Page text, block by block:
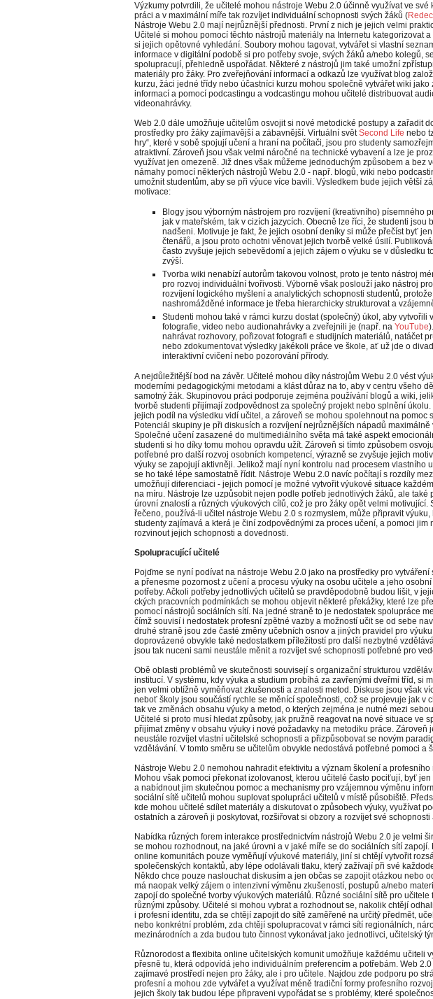
Výzkumy potvrdili, že učitelé mohou nástroje Webu 2.0 účinně využívat ve své
práci a v maximální míře tak rozvíjet individuální schopnosti svých žáků (
Nástroje Webu 2.0 mají nejrůznější přednosti. První z nich je jejich velmi
Učitelé si mohou pomocí těchto nástrojů materiály na Internetu kategorizovat
si jejich opětovné vyhledání. Soubory mohou tagovat, vytvářet si vlastní
informace v digitální podobě si pro potřeby svoje, svých žáků a/nebo kolegů,
spolupracují, přehledně uspořádat. Některé z nástrojů jim také umožní
materiály pro žáky. Pro zveřejňování informací a odkazů lze využívat blog
kurzu, žáci jedné třídy nebo účastníci kurzu mohou společně vytvářet wiki jako
informací a pomocí podcastingu a vodcastingu mohou učitelé distribuovat
videonahrávky.
Web 2.0 dále umožňuje učitelům osvojit si nové metodické postupy a zařadit
prostředky pro žáky zajímavější a zábavnější. Virtuální světSecond Life nebo
hry“, které v sobě spojují učení a hraní na počítači, jsou pro studenty
atraktivní. Zároveň jsou však velmi náročné na technické vybavení a lze je
využívat jen omezeně. Již dnes však můžeme jednoduchým způsobem a bez
námahy pomocí některých nástrojů Webu 2.0 - např. blogů, wiki nebo
umožnit studentům, aby se při výuce více bavili. Výsledkem bude jejich větší
motivace:
Blogy jsou výborným nástrojem pro rozvíjení (kreativního) písemného
jak v mateřském, tak v cizích jazycích. Obecně lze říci, že studenti jsou
nadšeni. Motivuje je fakt, že jejich osobní deníky si může přečíst byť
čtenářů, a jsou proto ochotni věnovat jejich tvorbě velké úsilí.
často zvyšuje jejich sebevědomí a jejich zájem o výuku se v důsledku
zvýší.
Tvorba wiki nenabízí autorům takovou volnost, proto je tento nástroj
pro rozvoj individuální tvořivosti. Výborně však poslouží jako nástroj
rozvíjení logického myšlení a analytických schopnosti studentů,
nashromážděné informace je třeba hierarchicky strukturovat a
Studenti mohou také v rámci kurzu dostat (společný) úkol, aby vytvořili
fotografie, video nebo audionahrávky a zveřejnili je (např. na YouTube
nahrávat rozhovory, pořizovat fotografi e studijních materiálů, natáčet
nebo zdokumentovat výsledky jakékoli práce ve škole, ať už jde o
interaktivní cvičení nebo pozorování přírody.
A nejdůležitější bod na závěr. Učitelé mohou díky nástrojům Webu 2.0 vést
moderními pedagogickými metodami a klást důraz na to, aby v centru všeho
samotný žák. Skupinovou práci podporuje zejména používání blogů a wiki,
tvorbě studenti přijímají zodpovědnost za společný projekt nebo splnění úkolu.
jejich podíl na výsledku vidí učitel, a zároveň se mohou spolehnout na pomoc
Potenciál skupiny je při diskusích a rozvíjení nejrůznějších nápadů maximálně
Společné učení zasazené do multimediálního světa má také aspekt
studenti si ho díky tomu mohou opravdu užít. Zároveň si tímto způsobem
potřebné pro další rozvoj osobních kompetencí, výrazně se zvyšuje jejich
výuky se zapojují aktivněji. Jelikož mají nyní kontrolu nad procesem vlastního
se ho také lépe samostatně řídit. Nástroje Webu 2.0 navíc počítají s rozdíly
umožňují diferenciaci - jejich pomocí je možné vytvořit výukové situace
na míru. Nástroje lze uzpůsobit nejen podle potřeb jednotlivých žáků, ale také
úrovní znalostí a různých výukových cílů, což je pro žáky opět velmi motivující.
řečeno, používá-li učitel nástroje Webu 2.0 s rozmyslem, může připravit výuku,
studenty zajímavá a která je činí zodpovědnými za proces učení, a pomoci jim
rozvinout jejich schopnosti a dovednosti.
Spolupracující učitelé
Pojďme se nyní podívat na nástroje Webu 2.0 jako na prostředky pro vytváření
a přenesme pozornost z učení a procesu výuky na osobu učitele a jeho
potřeby. Ačkoli potřeby jednotlivých učitelů se pravděpodobně budou lišit, v
ckých pracovních podmínkách se mohou objevit některé překážky, které lze
pomocí nástrojů sociálních sítí. Na jedné straně to je nedostatek spolupráce
čímž souvisí i nedostatek profesní zpětné vazby a možností učit se od sebe
druhé straně jsou zde časté změny učebních osnov a jiných pravidel pro výuku
doprovázené obvykle také nedostatkem příležitostí pro další nezbytné
jsou tak nuceni sami neustále měnit a rozvíjet své schopnosti potřebné pro
Obě oblasti problémů ve skutečnosti souvisejí s organizační strukturou
institucí. V systému, kdy výuka a studium probíhá za zavřenými dveřmi tříd, si
jen velmi obtížně vyměňovat zkušenosti a znalosti metod. Diskuse jsou však
neboť školy jsou součástí rychle se měnící společnosti, což se projevuje jak v
tak ve změnách obsahu výuky a metod, o kterých zejména je nutné mezi
Učitelé si proto musí hledat způsoby, jak pružně reagovat na nové situace ve
přijímat změny v obsahu výuky i nové požadavky na metodiku práce. Zároveň
neustále rozvíjet vlastní učitelské schopnosti a přizpůsobovat se novým
vzdělávání. V tomto směru se učitelům obvykle nedostává potřebné pomoci a
Nástroje Webu 2.0 nemohou nahradit efektivitu a význam školení a profesního
Mohou však pomoci překonat izolovanost, kterou učitelé často pociťují, byť
a nabídnout jim skutečnou pomoc a mechanismy pro vzájemnou výměnu
sociální sítě učitelů mohou suplovat spolupráci učitelů v místě působiště.
kde mohou učitelé sdílet materiály a diskutovat o způsobech výuky, využívat
ostatních a zároveň ji poskytovat, rozšiřovat si obzory a rozvíjet své schopnosti
Nabídka různých forem interakce prostřednictvím nástrojů Webu 2.0 je velmi
se mohou rozhodnout, na jaké úrovni a v jaké míře se do sociálních sítí zapojí.
online komunitách pouze vyměňují výukové materiály, jiní si chtějí vytvořit
společenských kontaktů, aby lépe odolávali tlaku, který zažívají při své
Někdo chce pouze naslouchat diskusím a jen občas se zapojit otázkou nebo
má naopak velký zájem o intenzivní výměnu zkušeností, postupů a/nebo
zapojí do společné tvorby výukových materiálů. Různé sociální sítě pro učitele
různými způsoby. Učitelé si mohou vybrat a rozhodnout se, nakolik chtějí
i profesní identitu, zda se chtějí zapojit do sítě zaměřené na určitý předmět,
nebo konkrétní problém, zda chtějí spolupracovat v rámci sítí regionálních,
mezinárodních a zda budou tuto činnost vykonávat jako jednotlivci, učitelský
Různorodost a flexibita online učitelských komunit umožňuje každému učiteli
přesně tu, která odpovídá jeho individuálním preferencím a potřebám. Web
zajímavé prostředí nejen pro žáky, ale i pro učitele. Najdou zde podporu po
profesní a mohou zde vytvářet a využívat méně tradiční formy profesního
jejich školy tak budou lépe připraveni vypořádat se s problémy, které